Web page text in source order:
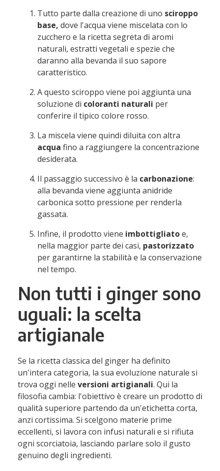
Tutto parte dalla creazione di uno sciroppo
base, dove l'acqua viene miscelata con lo
zucchero e la ricetta segreta di aromi
naturali, estratti vegetali e spezie che
daranno alla bevanda il suo sapore
caratteristico.
A questo sciroppo viene poi aggiunta una
soluzione di coloranti naturali per
conferire il tipico colore rosso.
La miscela viene quindi diluita con altra
acqua fino a raggiungere la concentrazione
desiderata.
Il passaggio successivo è la carbonazione:
alla bevanda viene aggiunta anidride
carbonica sotto pressione per renderla
gassata.
Infine, il prodotto viene imbottigliatoe,
nella maggior parte dei casi, pastorizzato
per garantirne la stabilità e la conservazione
nel tempo.
Non tutti i ginger sono
uguali: la scelta
artigianale
Se la ricetta classica del ginger ha definito
un'intera categoria, la sua evoluzione naturale si
trova oggi nelle versioni artigianali. Qui la
filosofia cambia: l'obiettivo è creare un prodotto di
qualità superiore partendo da un'etichetta corta,
anzi cortissima. Si scelgono materie prime
eccellenti, si lavora con infusi naturali e si rifiuta
ogni scorciatoia, lasciando parlare solo il gusto
genuino degli ingredienti.